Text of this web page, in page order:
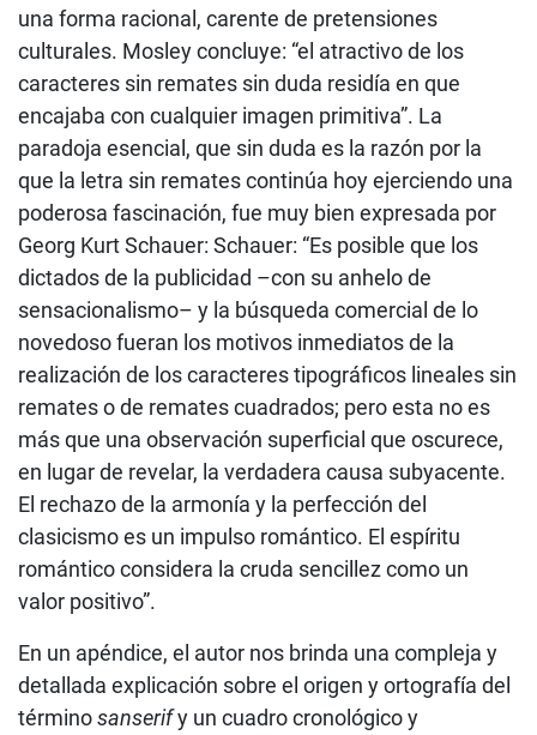
una forma racional, carente de pretensiones
culturales. Mosley concluye: “el atractivo de los
caracteres sin remates sin duda residía en que
encajaba con cualquier imagen primitiva”. La
paradoja esencial, que sin duda es la razón por la
que la letra sin remates continúa hoy ejerciendo una
poderosa fascinación, fue muy bien expresada por
Georg Kurt Schauer: Schauer: “Es posible que los
dictados de la publicidad –con su anhelo de
sensacionalismo– y la búsqueda comercial de lo
novedoso fueran los motivos inmediatos de la
realización de los caracteres tipográficos lineales sin
remates o de remates cuadrados; pero esta no es
más que una observación superficial que oscurece,
en lugar de revelar, la verdadera causa subyacente.
El rechazo de la armonía y la perfección del
clasicismo es un impulso romántico. El espíritu
romántico considera la cruda sencillez como un
valor positivo”.
En un apéndice, el autor nos brinda una compleja y
detallada explicación sobre el origen y ortografía del
términosanserify un cuadro cronológico y